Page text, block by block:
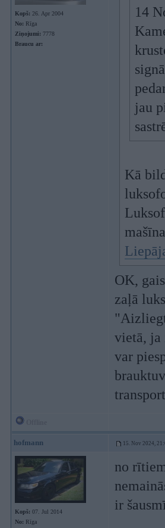
Kopš: 26. Apr 2004
No: Rīga
Ziņojumi: 7778
Braucu ar:
14
jau
Kā
OK,
zaļā
vietā, ja
var
hofmann 15. Nov 2024,
Kopš: 07. Jul 2014
No: Rīga
no
ir